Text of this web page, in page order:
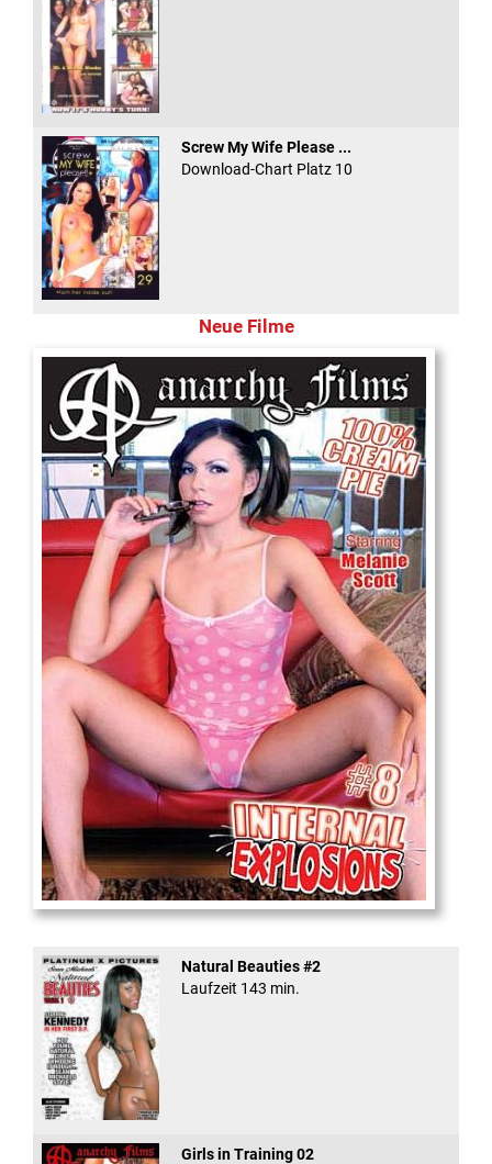
Screw My Wife Please ...
Download-Chart Platz 10
Neue Filme
Internal Explosionen
Natural Beauties #2
Laufzeit 143 min.
Girls in Training 02